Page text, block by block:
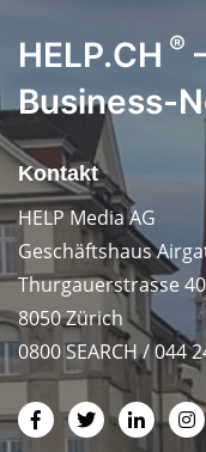
HELP.CH ®
Business-
Kontakt
HELP Media AG
Geschäftshaus
Thurgauerstrasse 40
8050 Zürich
0800 SEARCH / 044